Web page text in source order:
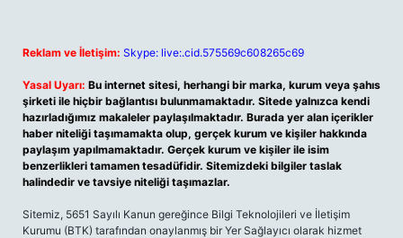
Reklam ve İletişim: Skype: live:.cid.575569c608265c69
Yasal Uyarı: Bu internet sitesi, herhangi bir marka, kurum veya şahıs
şirketi ile hiçbir bağlantısı bulunmamaktadır. Sitede yalnızca kendi
hazırladığımız makaleler paylaşılmaktadır. Burada yer alan içerikler
haber niteliği taşımamakta olup, gerçek kurum ve kişiler hakkında
paylaşım yapılmamaktadır. Gerçek kurum ve kişiler ile isim
benzerlikleri tamamen tesadüfidir. Sitemizdeki bilgiler taslak
halindedir ve tavsiye niteliği taşımazlar.
Sitemiz, 5651 Sayılı Kanun gereğince Bilgi Teknolojileri ve İletişim
Kurumu (BTK) tarafından onaylanmış bir Yer Sağlayıcı olarak hizmet